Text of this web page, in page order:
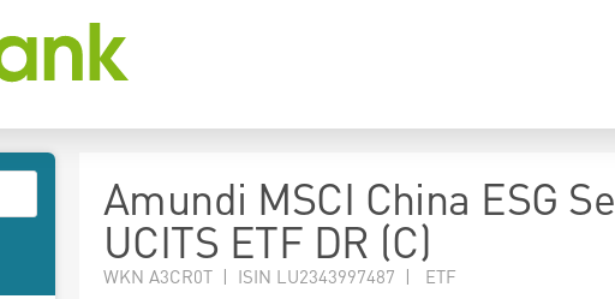
Amundi MSCI China ESG
UCITS ETF DR (C)
WKN A3CR0T | ISIN LU2343997487 | ETF